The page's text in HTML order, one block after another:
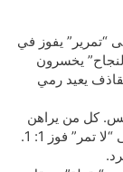
“تمرير” يفوز في
النجاح” يخسرون
يعيد رمي
كرابس. كل من يراهن
على “تمرير” يخسر. أولئك الذين راهنوا على “لا تمر” فوز 1: 1.